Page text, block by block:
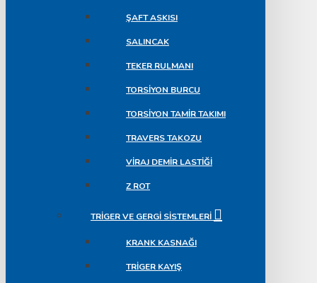
ŞAFT ASKISI
SALINCAK
TEKER RULMANI
TORSIYON BURCU
TORSIYON TAMIR TAKIMI
TRAVERS TAKOZU
VIRAJ DEMIR LASTIĞI
Z ROT
TRIGER VE GERGI SISTEMLERI
KRANK KASNAĞI
TRIGER KAYIŞ